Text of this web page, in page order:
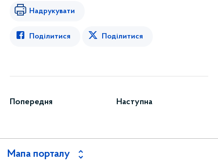
Надрукувати
Поділитися Поділитися
Попередня Наступна
Мапа порталу